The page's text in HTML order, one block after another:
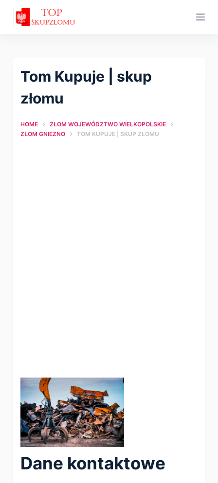
Tom Kupuje | skup
złomu
HOME
ZŁOM WOJEWÓDZTWO WIELKOPOLSKIE
ZŁOM GNIEZNO
TOM KUPUJE | SKUP ZŁOMU
Dane kontaktowe